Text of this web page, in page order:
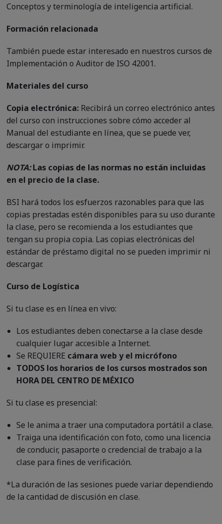
Conceptos y terminología de inteligencia artificial.
Formación relacionada
También puede estar interesado en nuestros cursos de
Implementación o Auditor de ISO 42001.
Materiales del curso
Copia electrónica:Recibirá un correo electrónico antes
del curso con instrucciones sobre cómo acceder al
Manual del estudiante en línea, que se puede ver,
descargar o imprimir.
NOTA:Las copias de las normas no están incluidas
en el precio de la clase.
BSI hará todos los esfuerzos razonables para que las
copias prestadas estén disponibles para su uso durante
la clase, pero se recomienda a los estudiantes que
tengan su propia copia. Las copias electrónicas del
estándar de préstamo digital no se pueden imprimir ni
descargar.
Curso de Logística
Si tu clase es en línea en vivo:
Los estudiantes deben conectarse a la clase desde
cualquier lugar accesible a Internet.
Se REQUIERE cámara web y el micrófono
TODOS los horarios de los cursos mostrados son
HORA DEL CENTRO DE MÉXICO
Si tu clase es presencial:
Se le anima a traer una computadora portátil a clase.
Traiga una identificación con foto, como una licencia
de conducir, pasaporte o credencial de trabajo a la
clase para fines de verificación.
*La duración de las sesiones puede variar dependiendo
de la cantidad de discusión en clase.